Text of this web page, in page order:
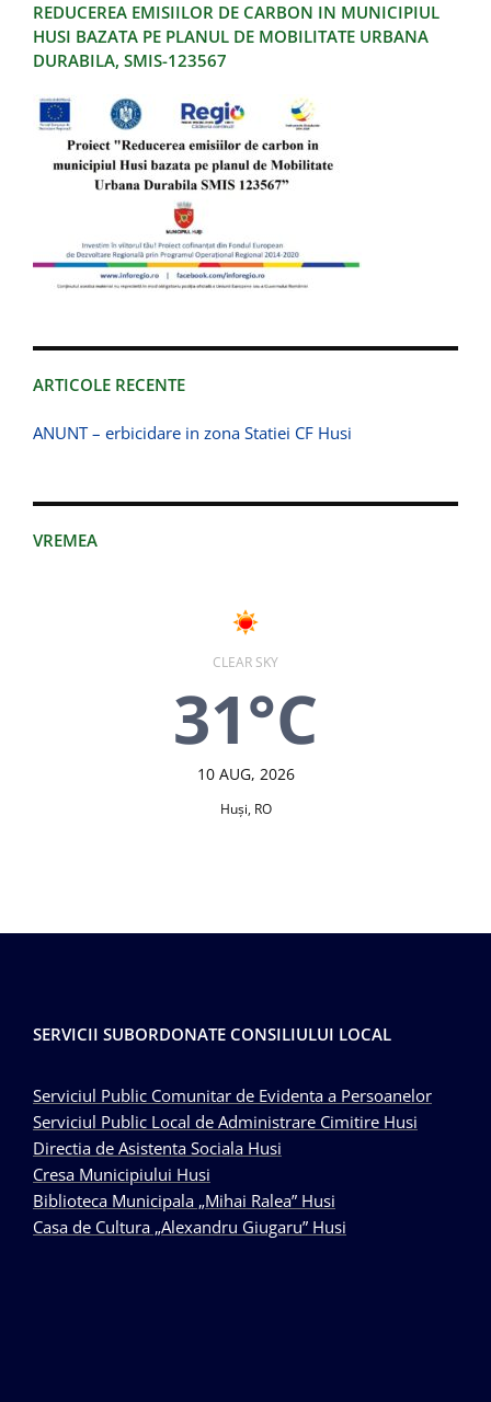
REDUCEREA EMISIILOR DE CARBON IN MUNICIPIUL
HUSI BAZATA PE PLANUL DE MOBILITATE URBANA
DURABILA, SMIS-123567
ARTICOLE RECENTE
ANUNT – erbicidare in zona Statiei CF Husi
VREMEA
CLEAR SKY
31°C
10 AUG, 2026
Huşi, RO
SERVICII SUBORDONATE CONSILIULUI LOCAL
Serviciul Public Comunitar de Evidenta a Persoanelor
Serviciul Public Local de Administrare Cimitire Husi
Directia de Asistenta Sociala Husi
Cresa Municipiului Husi
Biblioteca Municipala „Mihai Ralea” Husi
Casa de Cultura „Alexandru Giugaru” Husi